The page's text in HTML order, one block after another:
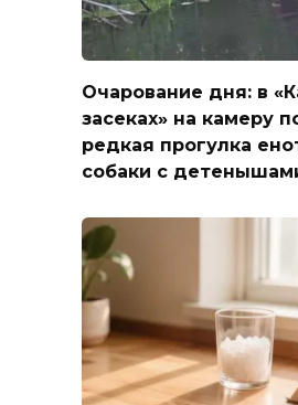
Очарование дня: в
засеках» на камеру
редкая прогулка
собаки с